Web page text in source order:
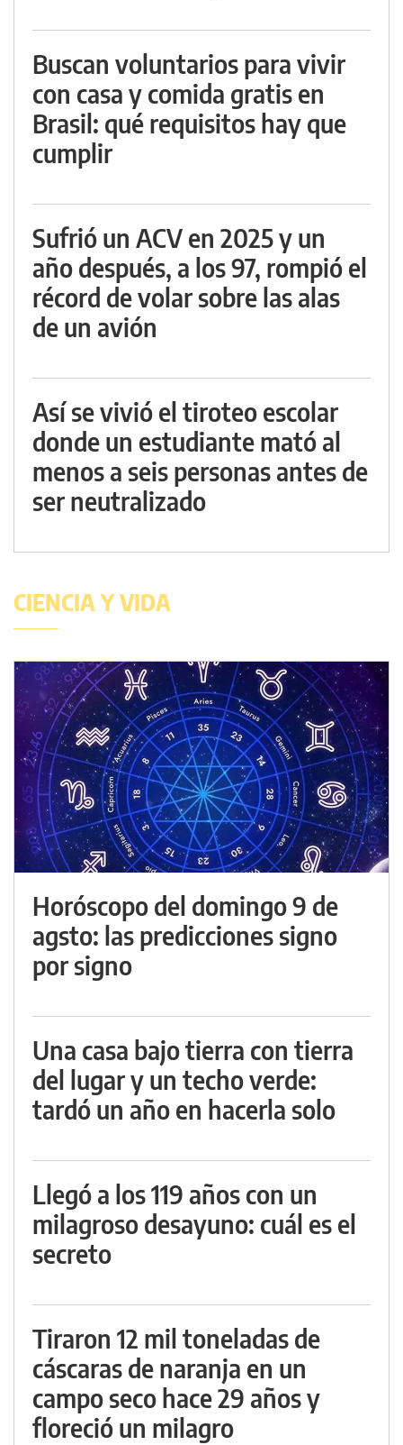
Buscan voluntarios para vivir
con casa y comida gratis en
Brasil: qué requisitos hay que
cumplir
Sufrió un ACV en 2025 y un
año después, a los 97, rompió el
récord de volar sobre las alas
de un avión
Así se vivió el tiroteo escolar
donde un estudiante mató al
menos a seis personas antes de
ser neutralizado
CIENCIA Y VIDA
Horóscopo del domingo 9 de
agsto: las predicciones signo
por signo
Una casa bajo tierra con tierra
del lugar y un techo verde:
tardó un año en hacerla solo
Llegó a los 119 años con un
milagroso desayuno: cuál es el
secreto
Tiraron 12 mil toneladas de
cáscaras de naranja en un
campo seco hace 29 años y
floreció un milagro